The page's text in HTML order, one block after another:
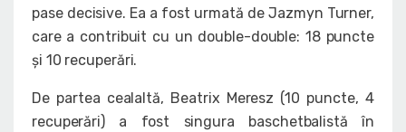
pase decisive. Ea a fost urmată de Jazmyn Turner,
care a contribuit cu un double-double: 18 puncte
și 10 recuperări.
De partea cealaltă, Beatrix Meresz (10 puncte, 4
recuperări) a fost singura baschetbalistă în